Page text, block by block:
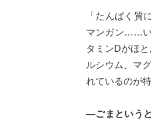
「たんぱく質
マンガン……い
タミンDがほ
ルシウム、マ
れているのが
—ごまという